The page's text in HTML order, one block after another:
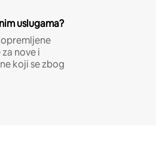
uslugama?
nove i
koji se zbog